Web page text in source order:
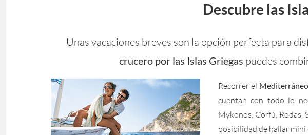
Descubre las
Unas vacaciones breves son la opción perfecta para
crucero por las Islas Griegas puedes
Recorrer el
cuentan con todo lo
Mykonos, Corfú, Rodas,
posibilidad de hallar mini